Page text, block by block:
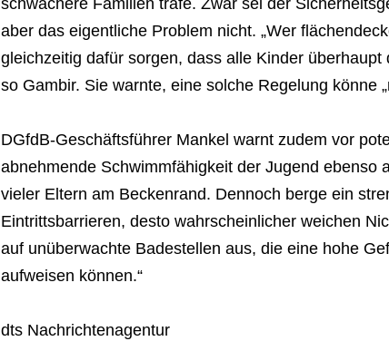
schwächere Familien träfe. Zwar sei der
aber das eigentliche Problem nicht. „Wer
gleichzeitig dafür sorgen, dass alle Kinder
so Gambir. Sie warnte, eine solche Regelung könne
DGfdB-Geschäftsführer Mankel warnt zudem vor
abnehmende Schwimmfähigkeit der Jugend ebenso
vieler Eltern am Beckenrand. Dennoch berge ein
Eintrittsbarrieren, desto wahrscheinlicher weichen
auf unüberwachte Badestellen aus, die eine hohe
aufweisen können.“
dts Nachrichtenagentur